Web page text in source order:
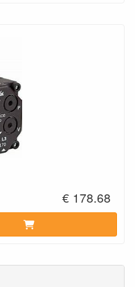
€ 178.68